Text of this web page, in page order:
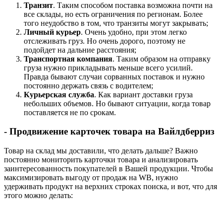
Транзит. Таким способом поставка возможна почти на
все склады, но есть ограничения по регионам. Более
того неудобство в том, что транзиты могут закрывать;
Личный курьер. Очень удобно, при этом легко
отслеживать груз. Но очень дорого, поэтому не
подойдет на дальние расстояния;
Транспортная компания. Таким образом на отправку
груза нужно прикладывать меньше всего усилий.
Правда бывают случаи сорванных поставок и нужно
постоянно держать связь с водителем;
Курьерская служба. Как вариант доставки груза
небольших объемов. Но бывают ситуации, когда товар
поставляется не по срокам.
- Продвижение карточек товара на Вайлдберриз
Товар на склад мы доставили, что делать дальше? Важно
постоянно мониторить карточки товара и анализировать
заинтересованность покупателей в Вашей продукции. Чтобы
максимизировать выгоду от продаж на WB, нужно
удерживать продукт на верхних строках поиска, и вот, что для
этого можно делать: